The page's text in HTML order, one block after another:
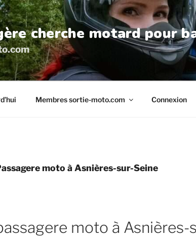
cherche motard pour
Membres sortie-moto.com Connexion
moto à Asnières-sur-Seine
moto à Asnières-